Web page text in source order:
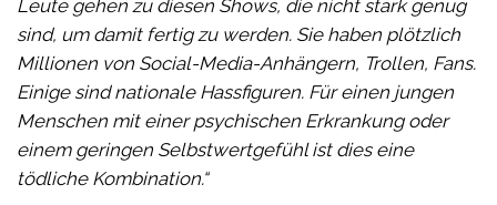
Leute gehen zu diesen Shows, die nicht stark genug
sind, um damit fertig zu werden. Sie haben plötzlich
Millionen von Social-Media-Anhängern, Trollen, Fans.
Einige sind nationale Hassfiguren. Für einen jungen
Menschen mit einer psychischen Erkrankung oder
einem geringen Selbstwertgefühl ist dies eine
tödliche Kombination.“